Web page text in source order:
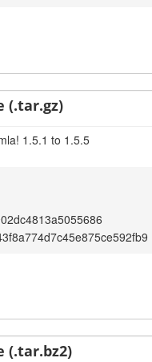
(.tar.gz)
1.5.1 to 1.5.5
(.tar.bz2)